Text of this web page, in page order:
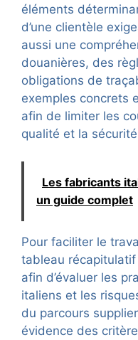
éléments
d’une clientèle
aussi une
douanières, des
obligations de
exemples concrets
afin de limiter les
qualité et la
Les fabricants
un guide complet
Pour faciliter le
tableau
afin d’évaluer les
italiens et les
du parcours
évidence des